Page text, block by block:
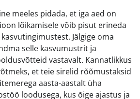
meeles pidada, et iga aed on
lõikamisele võib pisut erineda
Jälgige oma
selle kasvumustrit ja
vastavalt. Kannatlikkus
et teie sirelid rõõmustaksid
aasta-aastalt üha
loodusega, kus õige ajastus ja